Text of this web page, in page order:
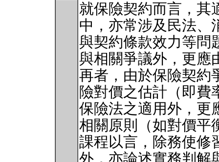
就保險契約而言，其
中，亦常涉及民法、
與契約條款效力等問
與相關爭議外，更應
再者，由於保險契約
險對價之估計（即費
保險法之適用外，更
相關原則（如對價平
課程以言，除務使修
外，亦論述實務判解